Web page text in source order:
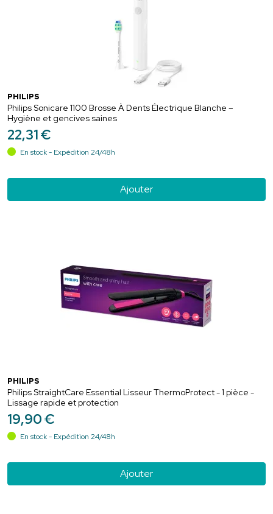
PHILIPS
Philips Sonicare 1100 Brosse À Dents Électrique Blanche –
Hygiène et gencives saines
22,31€
En stock - Expédition 24/48h
Ajouter
PHILIPS
Philips StraightCare Essential Lisseur ThermoProtect - 1 pièce -
Lissage rapide et protection
19,90€
En stock - Expédition 24/48h
Ajouter